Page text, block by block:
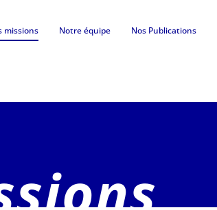
missions Notre équipe Nos Publications